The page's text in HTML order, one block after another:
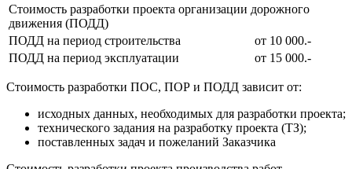
Стоимость разработки проекта организации дорожного
движения (ПОДД)
ПОДД на период строительства
от 10 000.-
ПОДД на период эксплуатации
от 15 000.-
Стоимость разработки ПОС, ПОР и ПОДД зависит от:
исходных данных, необходимых для разработки проекта;
технического задания на разработку проекта (ТЗ);
поставленных задач и пожеланий Заказчика